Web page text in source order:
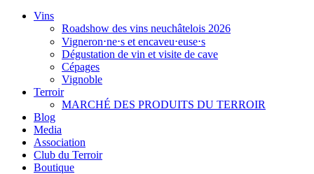
Vins
Roadshow des vins neuchâtelois 2026
Vigneron⋅ne⋅s et encaveu⋅euse⋅s
Dégustation de vin et visite de cave
Cépages
Vignoble
Terroir
MARCHÉ DES PRODUITS DU TERROIR
Blog
Media
Association
Club du Terroir
Boutique